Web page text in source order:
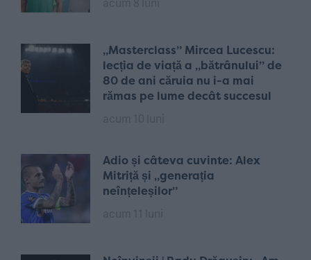
„Masterclass” Mircea Lucescu:
lecția de viață a „bătrânului” de
80 de ani căruia nu i-a mai
rămas pe lume decât succesul
Adio și câteva cuvinte: Alex
Mitriță și „generația
neînțeleșilor”